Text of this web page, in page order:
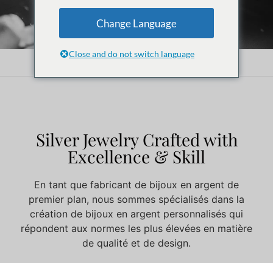
Bijoux en argent
Accueil Bijoux en argent
Silver Jewelry Crafted with
Excellence & Skill
En tant que fabricant de bijoux en argent de
premier plan, nous sommes spécialisés dans la
création de bijoux en argent personnalisés qui
répondent aux normes les plus élevées en matière
de qualité et de design.
Change Language
Close and do not switch language